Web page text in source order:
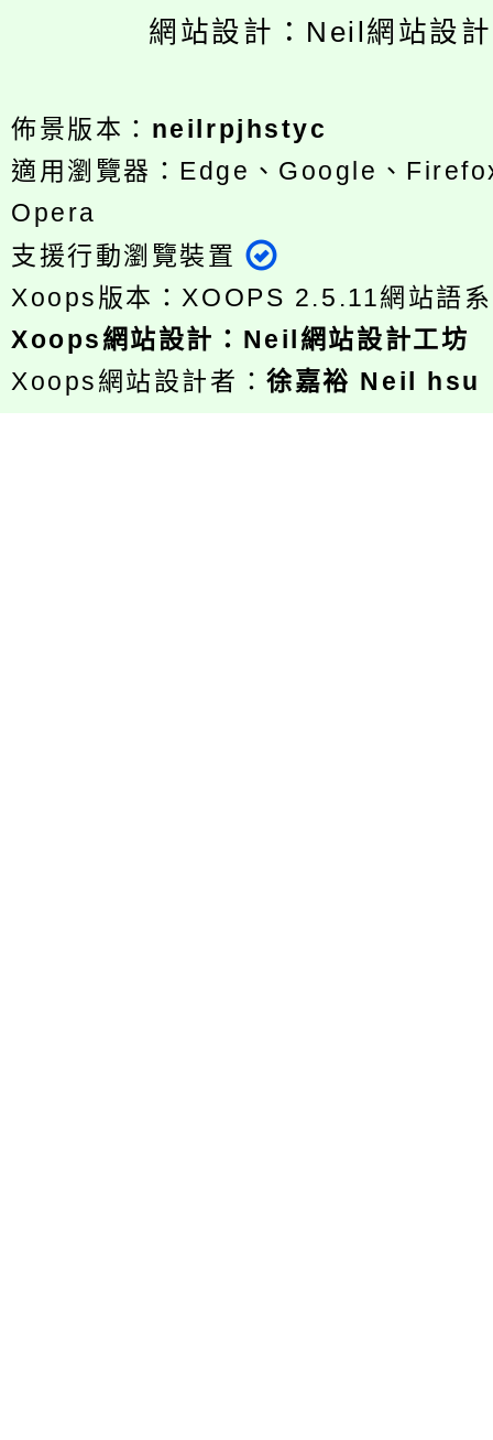
網站設計：Neil網站設
佈景版本： neilrpjhstyc
適用瀏覽器：Edge、Google、
Opera
支援行動瀏覽裝置
Xoops版本：XOOPS 2.5.11網站語
Xoops網站設計 ： Neil網站設計工坊
Xoops網站設計者：徐嘉裕 Neil hsu